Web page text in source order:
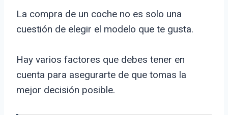
La compra de un coche no es solo una
cuestión de elegir el modelo que te gusta.
Hay varios factores que debes tener en
cuenta para asegurarte de que tomas la
mejor decisión posible.